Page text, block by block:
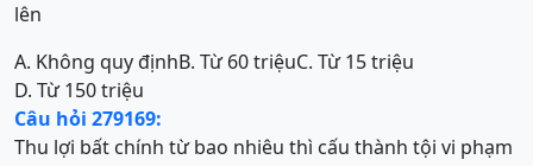
lên
A. Không quy địnhB. Từ 60 triệuC. Từ 15 triệu
D. Từ 150 triệu
Câu hỏi 279169:
Thu lợi bất chính từ bao nhiêu thì cấu thành tội vi phạm